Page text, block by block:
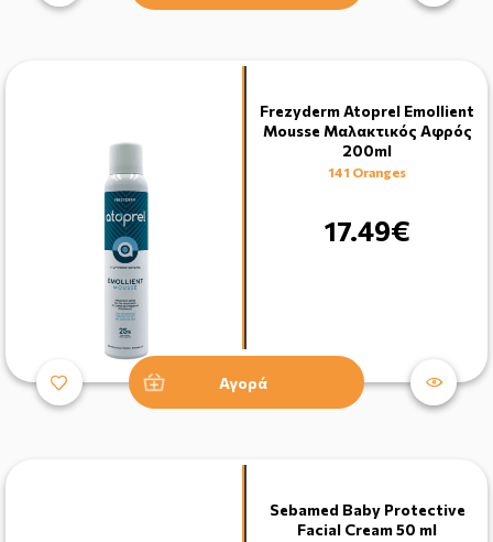
Frezyderm Atoprel Emollient
Mousse Μαλακτικός Αφρός
200ml
141 Oranges
17.49€
Αγορά
Sebamed Baby Protective
Facial Cream 50 ml